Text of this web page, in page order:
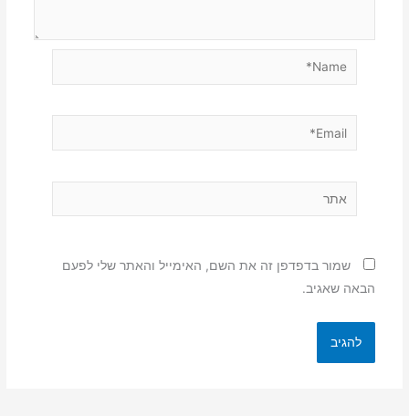
Email*
שמור בדפדפן זה את השם, האימייל והאתר שלי לפעם
הבאה שאגיב.